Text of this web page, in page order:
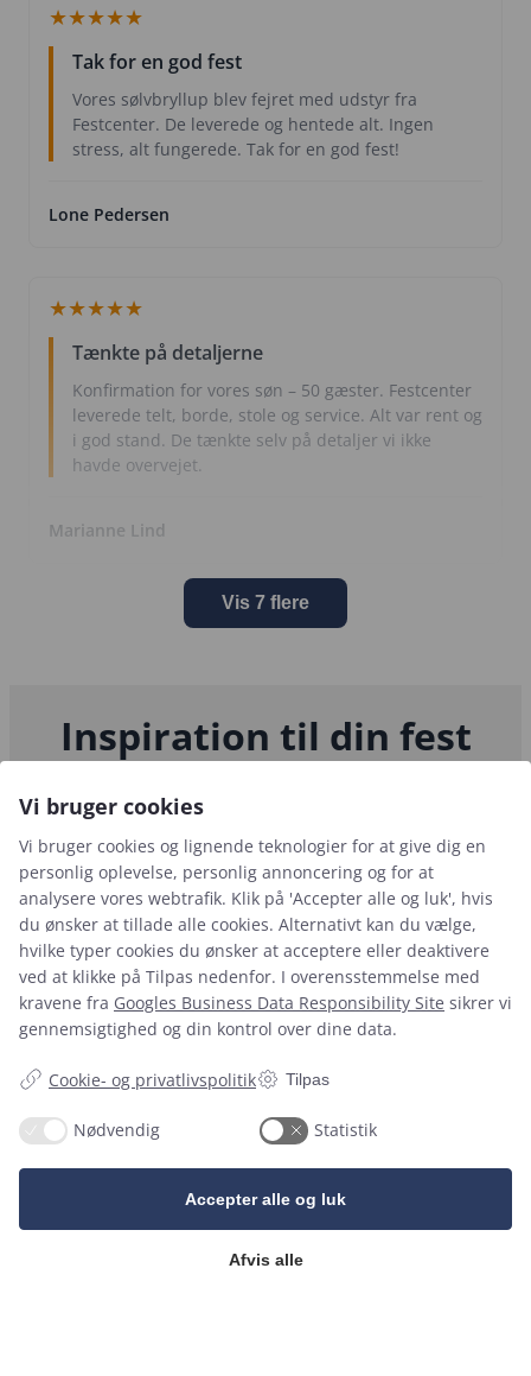
★★★★★
Tak for en god fest
Vores sølvbryllup blev fejret med udstyr fra
Festcenter. De leverede og hentede alt. Ingen
stress, alt fungerede. Tak for en god fest!
Lone Pedersen
★★★★★
Tænkte på detaljerne
Konfirmation for vores søn – 50 gæster. Festcenter
leverede telt, borde, stole og service. Alt var rent og
i god stand. De tænkte selv på detaljer vi ikke
havde overvejet.
Marianne Lind
Vis 7 flere
Inspiration til din fest
vores arbejde bag kulissen.
Mangler du lidt ekstra
plads til festen
derhjemme?...
Når studenten skal
fejres – men huset
skal...
🌸 FORÅRET ER HER
OG FESTSÆSONEN ER
I GANG 🌸
🎉 Konfirmation: Klar
Follow on Instagram
Vi bruger cookies
Vi bruger cookies og lignende teknologier for at give dig en
personlig oplevelse, personlig annoncering og for at
analysere vores webtrafik. Klik på 'Accepter alle og luk', hvis
du ønsker at tillade alle cookies. Alternativt kan du vælge,
hvilke typer cookies du ønsker at acceptere eller deaktivere
ved at klikke på Tilpas nedenfor. I overensstemmelse med
kravene fra Googles Business Data Responsibility Site sikrer vi
gennemsigtighed og din kontrol over dine data.
Cookie- og privatlivspolitik Tilpas
Nødvendig Statistik
Afvis alle
Accepter alle og luk